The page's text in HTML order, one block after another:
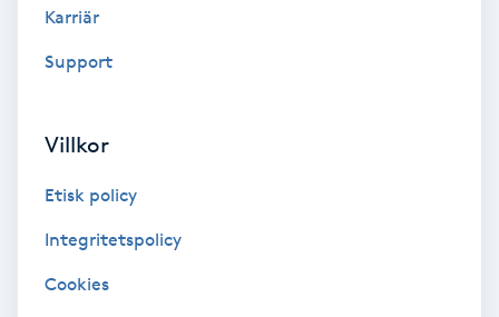
Katun fransar
Kemisk peeling
Karriär
Support
Villkor
Etisk policy
Integritetspolicy
Cookies